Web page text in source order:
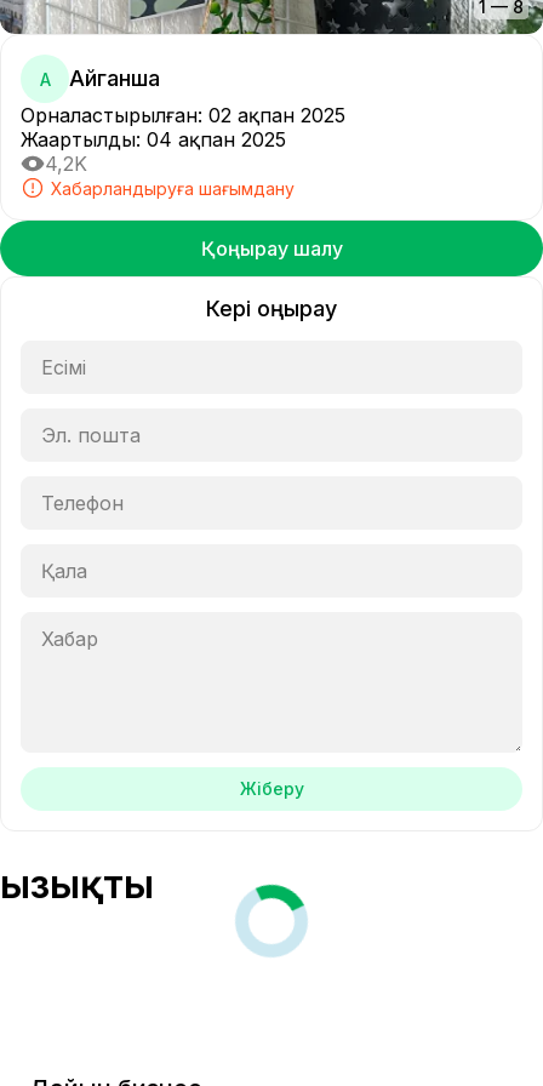
1 —8
А Айганша
Орналастырылған: 02 ақпан 2025
Жаңартылды: 04 ақпан 2025
4,2K
Хабарландыруға шағымдану
Қоңырау шалу
Кері қоңырау
Жіберу
Қызықты